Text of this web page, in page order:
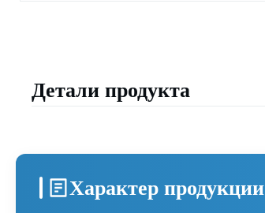
Детали продукта
Характер продукции